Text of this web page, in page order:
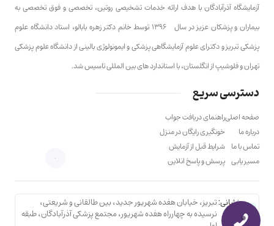
آزمایشگاه آذرآبادگان با هدف ارائه خدمات تشخیصی روتین، تخصصی و فوق تخصصی به
بیماران و پزشکان عزیز در سال ۱۳۹۶ توسط خانم دکتر زهره بابالو، استاد دانشگاه علوم
پزشکی تبریز و دکترای علوم آزمایشگاهی پزشکی و ایمونولوژی بالینی از دانشگاه علوم پزشکی
تهران و فلوشیپ از انگلستان، با استاندارد های بین المللی تاسیس شد.
دسترسی سریع
صفحه اصلی
درباره ما
تماس با ما
مسیر یابی
راهنمای دریافت جواب
خونگیری رایگان در منزل
شرایط قبل از آزمایش
پرسش و پاسخ انلاین
نشانی:تبریز، خیابان هفده شهریور جدید، بین طالقانی و شریعتی،
نرسیده به چهارراه هفده شهریور، مجتمع پزشکی آذرآبادگان، طبقه